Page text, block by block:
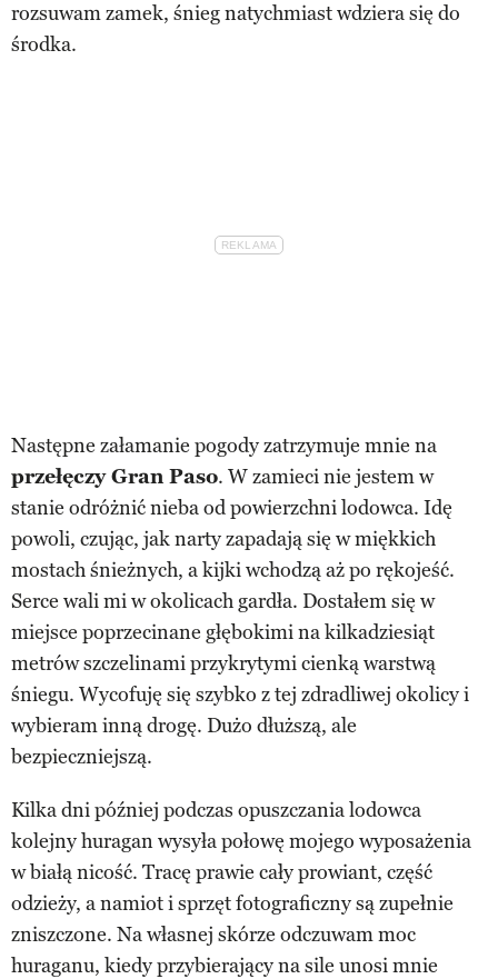
rozsuwam zamek, śnieg natychmiast wdziera się do
środka.
Następne załamanie pogody zatrzymuje mnie na
przełęczy Gran Paso. W zamieci nie jestem w
stanie odróżnić nieba od powierzchni lodowca. Idę
powoli, czując, jak narty zapadają się w miękkich
mostach śnieżnych, a kijki wchodzą aż po rękojeść.
Serce wali mi w okolicach gardła. Dostałem się w
miejsce poprzecinane głębokimi na kilkadziesiąt
metrów szczelinami przykrytymi cienką warstwą
śniegu. Wycofuję się szybko z tej zdradliwej okolicy i
wybieram inną drogę. Dużo dłuższą, ale
bezpieczniejszą.
Kilka dni później podczas opuszczania lodowca
kolejny huragan wysyła połowę mojego wyposażenia
w białą nicość. Tracę prawie cały prowiant, część
odzieży, a namiot i sprzęt fotograficzny są zupełnie
zniszczone. Na własnej skórze odczuwam moc
huraganu, kiedy przybierający na sile unosi mnie